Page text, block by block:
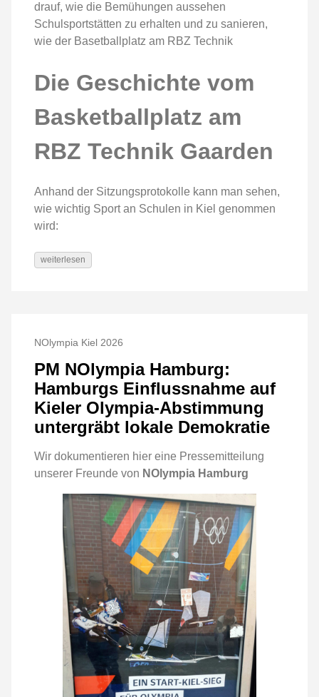
drauf, wie die Bemühungen aussehen
Schulsportstätten zu erhalten und zu sanieren,
wie der Basetballplatz am RBZ Technik
Die Geschichte vom
Basketballplatz am
RBZ Technik Gaarden
Anhand der Sitzungsprotokolle kann man sehen,
wie wichtig Sport an Schulen in Kiel genommen
wird:
weiterlesen
NOlympia Kiel 2026
PM NOlympia Hamburg:
Hamburgs Einflussnahme auf
Kieler Olympia-Abstimmung
untergräbt lokale Demokratie
Wir dokumentieren hier eine Pressemitteilung
unserer Freunde von NOlympia Hamburg